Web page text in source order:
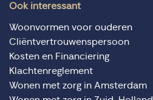
Ook interessant
Woonvormen voor ouderen
Cliëntvertrouwenspersoon
Kosten en Financiering
Klachtenreglement
Wonen met zorg in Amsterdam